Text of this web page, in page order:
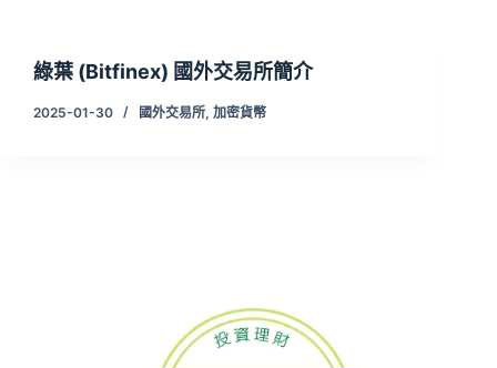
綠葉 (Bitfinex) 國外交易所簡介
2025-01-30 國外交易所, 加密貨幣